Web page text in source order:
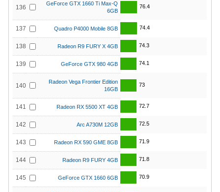
136
GeForce GTX 1660 Ti Max-Q
6GB
76.4
137 Quadro P4000 Mobile 8GB 74.4
138 Radeon R9 FURY X 4GB 74.3
139 GeForce GTX 980 4GB 74.1
140
Radeon Vega Frontier Edition
16GB
73
141 Radeon RX 5500 XT 4GB 72.7
142 Arc A730M 12GB 72.5
143 Radeon RX 590 GME 8GB 71.9
144 Radeon R9 FURY 4GB 71.8
145 GeForce GTX 1660 6GB 70.9